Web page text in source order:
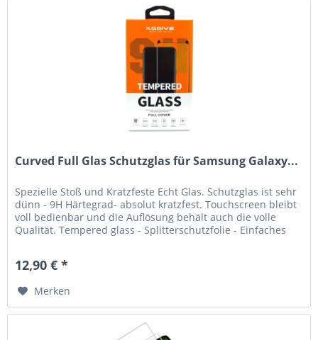
Curved Full Glas Schutzglas für Samsung Galaxy...
Spezielle Stoß und Kratzfeste Echt Glas. Schutzglas ist sehr
dünn - 9H Härtegrad- absolut kratzfest. Touchscreen bleibt
voll bedienbar und die Auflösung behält auch die volle
Qualität. Tempered glass - Splitterschutzfolie - Einfaches
12,90 € *
Merken